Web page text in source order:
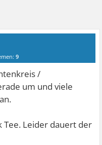
9
/
um und viele
Tee. Leider dauert der